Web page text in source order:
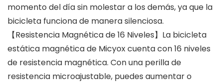
momento del día sin molestar a los demás, ya que la
bicicleta funciona de manera silenciosa.
【Resistencia Magnética de 16 Niveles】La bicicleta
estática magnética de Micyox cuenta con 16 niveles
de resistencia magnética. Con una perilla de
resistencia microajustable, puedes aumentar o